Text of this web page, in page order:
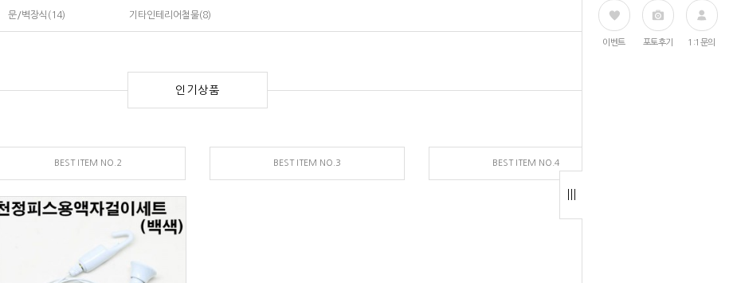
이벤트 포토후기 1:1문의
문/벽장식(14) 기타인테리어철물(8)
인기상품
BEST ITEM NO.2 BEST ITEM NO.3 BEST ITEM NO.4